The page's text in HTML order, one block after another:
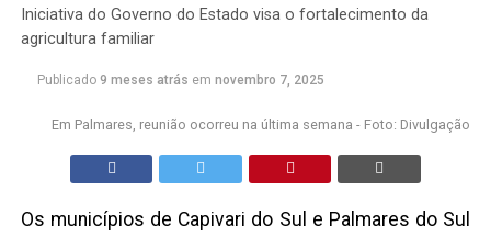
Iniciativa do Governo do Estado visa o fortalecimento da
agricultura familiar
Publicado 9 meses atrás em novembro 7, 2025
Em Palmares, reunião ocorreu na última semana - Foto: Divulgação
Os municípios de Capivari do Sul e Palmares do Sul